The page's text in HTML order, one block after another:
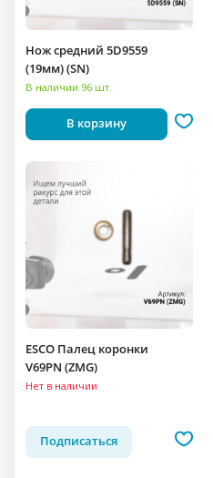
Нож средний 5D9559
(19мм) (SN)
В наличии 96 шт.
В корзину
ESCO Палец коронки
V69PN (ZMG)
Нет в наличии
Подписаться